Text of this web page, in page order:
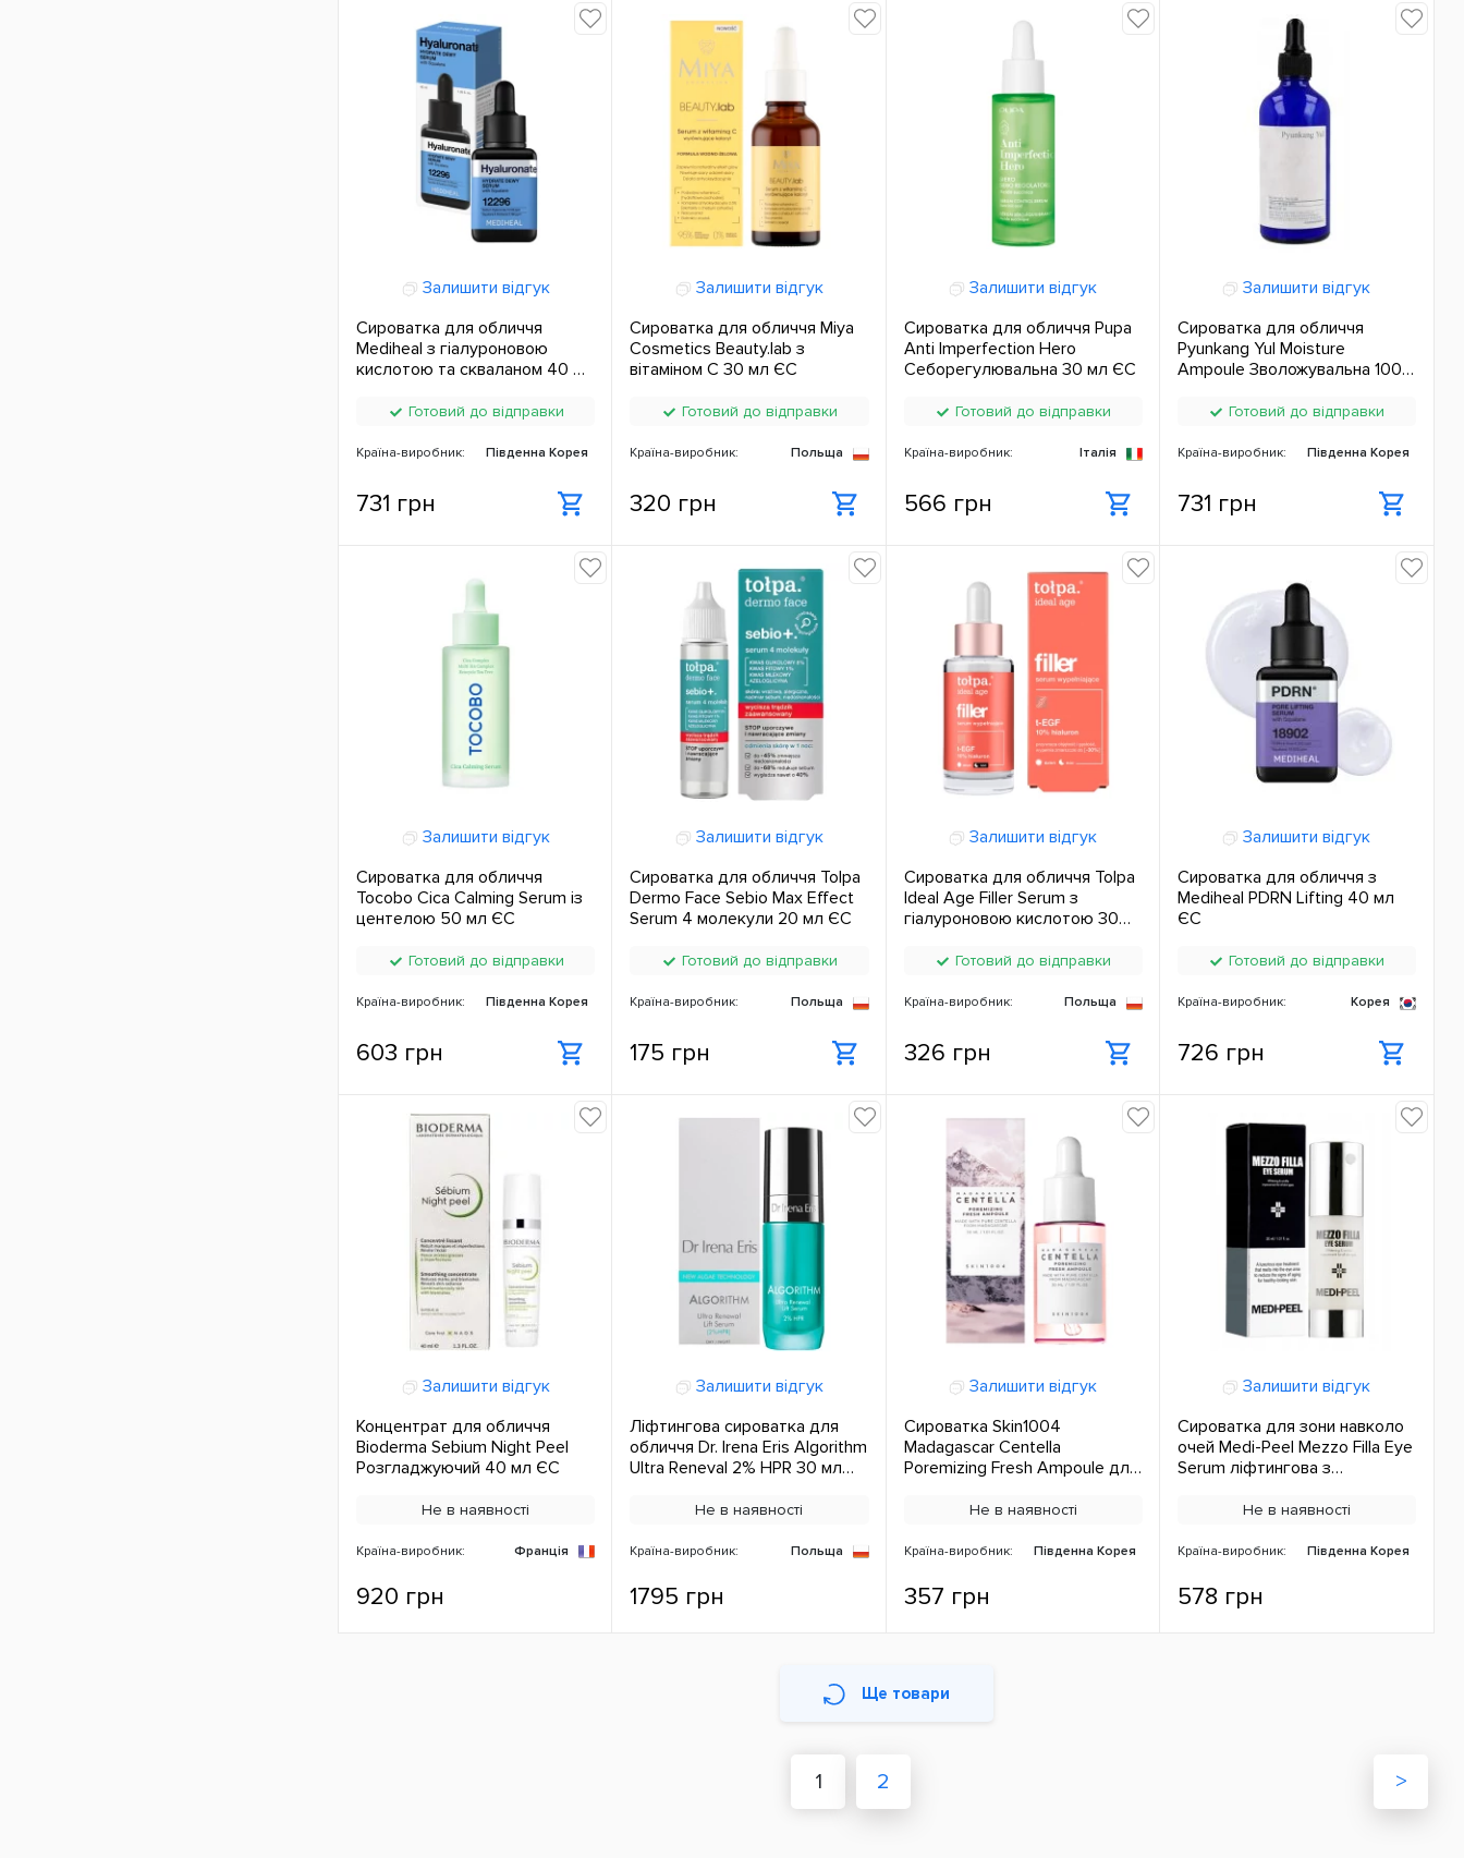
Залишити відгук
Сироватка для обличчя
Mediheal з гіалуроновою
кислотою та скваланом 40 мл
Готовий до відправки
Країна-виробник: Південна Корея
731 грн
Залишити відгук
Сироватка для обличчя Miya
Cosmetics Beauty.lab з
вітаміном С 30 мл ЄС
Готовий до відправки
Країна-виробник: Польща
320 грн
Залишити відгук
Сироватка для обличчя Pupa
Anti Imperfection Hero
Себорегулювальна 30 мл ЄС
Готовий до відправки
Країна-виробник: Італія
566 грн
Залишити відгук
Сироватка для обличчя
Pyunkang Yul Moisture
Ampoule Зволожувальна 100
Готовий до відправки
Країна-виробник: Південна Корея
731 грн
Залишити відгук
Сироватка для обличчя
Tocobo Cica Calming Serum із
центелою 50 мл ЄС
Готовий до відправки
Країна-виробник: Південна Корея
603 грн
Залишити відгук
Сироватка для обличчя Tolpa
Dermo Face Sebio Max Effect
Serum 4 молекули 20 мл ЄС
Готовий до відправки
Країна-виробник: Польща
175 грн
Залишити відгук
Сироватка для обличчя Tolpa
Ideal Age Filler Serum з
гіалуроновою кислотою 30
Готовий до відправки
Країна-виробник: Польща
326 грн
Залишити відгук
Сироватка для обличчя з
Mediheal PDRN Lifting 40 мл
ЄС
Готовий до відправки
Країна-виробник: Корея
726 грн
Залишити відгук
Концентрат для обличчя
Bioderma Sebium Night Peel
Розгладжуючий 40 мл ЄС
Не в наявності
Країна-виробник: Франція
920 грн
Залишити відгук
Ліфтингова сироватка для
обличчя Dr. Irena Eris Algorithm
Ultra Reneval 2% HPR 30 мл
Не в наявності
Країна-виробник: Польща
1795 грн
Залишити відгук
Сироватка Skin1004
Madagascar Centella
Poremizing Fresh Ampoule для
30 мл ЄСНе в наявності
Країна-виробник: Південна Корея
357 грн
Залишити відгук
Сироватка для зони навколо
очей Medi-Peel Mezzo Filla Eye
Serum ліфтингова з
Не в наявності
Країна-виробник: Південна Корея
578 грн
Ще товари
1 2 >